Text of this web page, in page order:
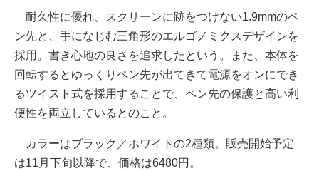
耐久性に優れ、スクリーンに跡をつけない1.9mmのペ
ン先と、手になじむ三角形のエルゴノミクスデザインを
採用。書き心地の良さを追求したという。また、本体を
回転するとゆっくりペン先が出てきて電源をオンにでき
るツイスト式を採用することで、ペン先の保護と高い利
便性を両立しているとのこと。
カラーはブラック／ホワイトの2種類。販売開始予定
は11月下旬以降で、価格は6480円。